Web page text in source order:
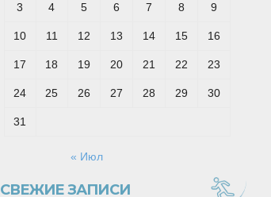
3 4 5 6 7 8 9
10 11 12 13 14 15 16
17 18 19 20 21 22 23
24 25 26 27 28 29 30
31
« Июл
СВЕЖИЕ ЗАПИСИ